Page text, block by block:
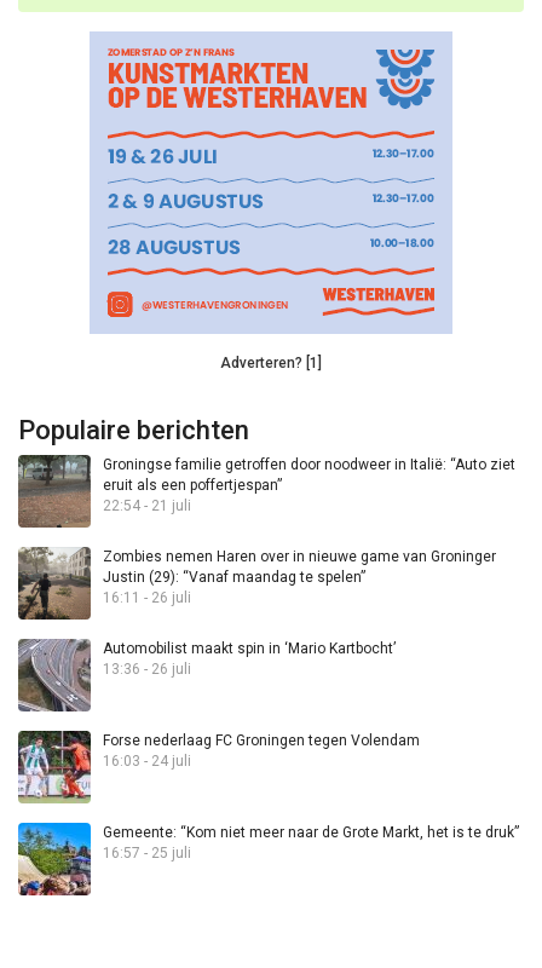
Adverteren? [1]
Populaire berichten
Groningse familie getroffen door noodweer in Italië: “Auto ziet
eruit als een poffertjespan”
22:54 - 21 juli
Zombies nemen Haren over in nieuwe game van Groninger
Justin (29): “Vanaf maandag te spelen”
16:11 - 26 juli
Automobilist maakt spin in ‘Mario Kartbocht’
13:36 - 26 juli
Forse nederlaag FC Groningen tegen Volendam
16:03 - 24 juli
Gemeente: “Kom niet meer naar de Grote Markt, het is te druk”
16:57 - 25 juli